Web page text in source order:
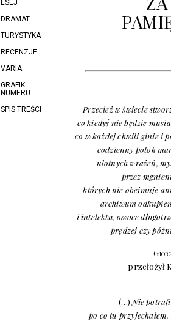
ESEJ
DRAMAT
TURYSTYKA
RECENZJE
VARIA
GRAFIK
NUMERU
SPIS TREŚCI
Przecież w świecie
co kiedyś nie będzie
co w każdej chwili ginie i
codzienny potok
ulotnych wrażeń,
przez
których nie obejmuje
archiwum
i intelektu, owoce
prędzej czy
przełożył
(…) Nie
po co tu